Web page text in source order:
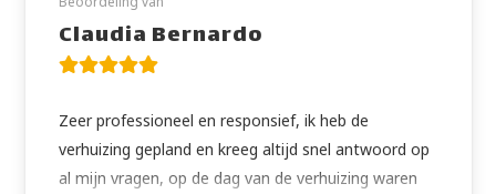
Claudia Bernardo
Zeer professioneel en responsief, ik heb de
verhuizing gepland en kreeg altijd snel antwoord op
al mijn vragen, op de dag van de verhuizing waren